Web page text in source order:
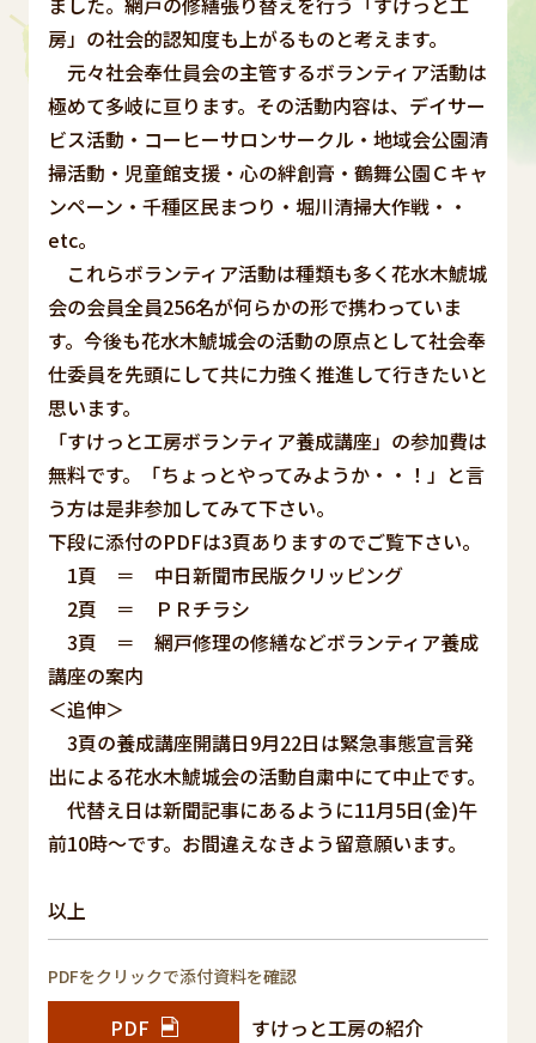
房」の社会的認知度も上がるものと考えます。
元々社会奉仕員会の主管するボランティア活動は
極めて多岐に亘ります。その活動内容は、デイサー
ビス活動・コーヒーサロンサークル・地域会公園清
掃活動・児童館支援・心の絆創膏・鶴舞公園Ｃキャ
ンペーン・千種区民まつり・堀川清掃大作戦・・
etc。
これらボランティア活動は種類も多く花水木鯱城
会の会員全員256名が何らかの形で携わっていま
す。今後も花水木鯱城会の活動の原点として社会奉
仕委員を先頭にして共に力強く推進して行きたいと
思います。
「すけっと工房ボランティア養成講座」の参加費は
無料です。「ちょっとやってみようか・・！」と言
う方は是非参加してみて下さい。
下段に添付のPDFは3頁ありますのでご覧下さい。
1頁 ＝ 中日新聞市民版クリッピング
2頁 ＝ ＰＲチラシ
3頁 ＝ 網戸修理の修繕などボランティア養成
講座の案内
＜追伸＞
3頁の養成講座開講日9月22日は緊急事態宣言発
出による花水木鯱城会の活動自粛中にて中止です。
代替え日は新聞記事にあるように11月5日(金)午
前10時～です。お間違えなきよう留意願います。
以上
PDFをクリックで添付資料を確認
PDF すけっと工房の紹介